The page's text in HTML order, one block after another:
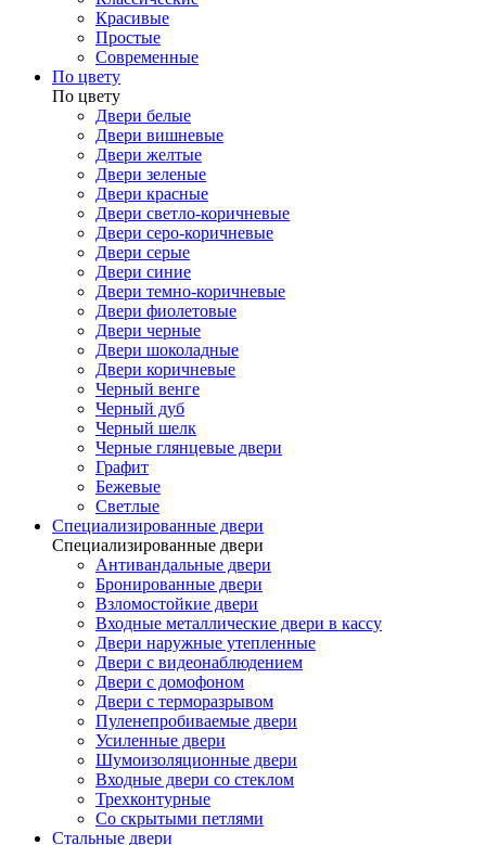
Красивые
Простые
Современные
По цвету
По цвету
Двери белые
Двери вишневые
Двери желтые
Двери зеленые
Двери красные
Двери светло-коричневые
Двери серо-коричневые
Двери серые
Двери синие
Двери темно-коричневые
Двери фиолетовые
Двери черные
Двери шоколадные
Двери коричневые
Черный венге
Черный дуб
Черный шелк
Черные глянцевые двери
Графит
Бежевые
Светлые
Специализированные двери
Специализированные двери
Антивандальные двери
Бронированные двери
Взломостойкие двери
Входные металлические двери в кассу
Двери наружные утепленные
Двери с видеонаблюдением
Двери с домофоном
Двери с терморазрывом
Пуленепробиваемые двери
Усиленные двери
Шумоизоляционные двери
Входные двери со стеклом
Трехконтурные
Со скрытыми петлями
Стальные двери